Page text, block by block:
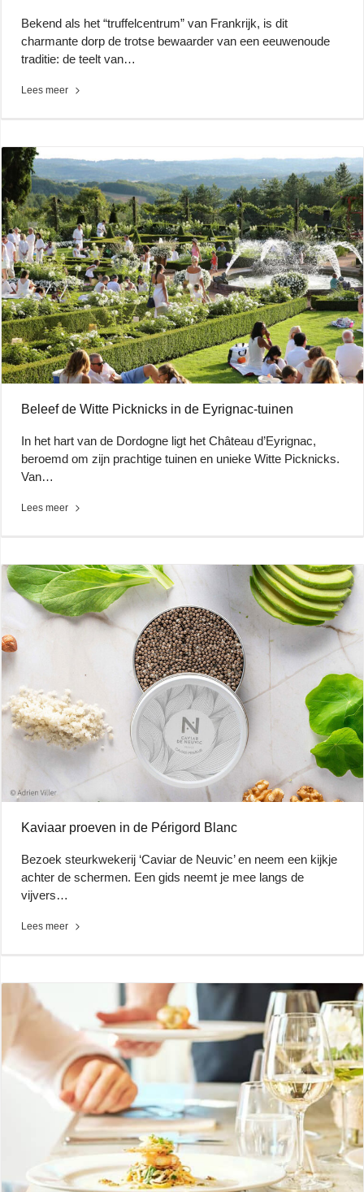
Bekend als het “truffelcentrum” van Frankrijk, is dit
charmante dorp de trotse bewaarder van een eeuwenoude
traditie: de teelt van…
Lees meer
Beleef de Witte Picknicks in de Eyrignac-tuinen
In het hart van de Dordogne ligt het Château d’Eyrignac,
beroemd om zijn prachtige tuinen en unieke Witte Picknicks.
Van…
Lees meer
Kaviaar proeven in de Périgord Blanc
Bezoek steurkwekerij ‘Caviar de Neuvic’ en neem een kijkje
achter de schermen. Een gids neemt je mee langs de
vijvers…
Lees meer